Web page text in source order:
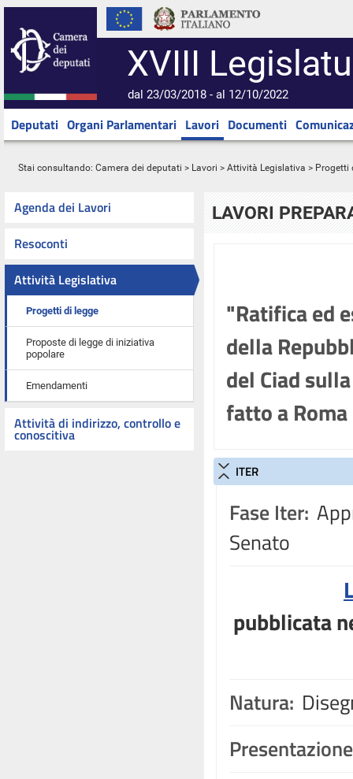
XVIII
dal 23/03/2018 - al 12/10/2022
Deputati Organi Parlamentari Lavori Documenti
Stai consultando: Camera dei deputati > Lavori > Attività Legislativa > Progetti
Agenda dei Lavori
Resoconti
Attività Legislativa
Progetti di legge
Proposte di legge di iniziativa
popolare
Emendamenti
Attività di indirizzo, controllo e
conoscitiva
LAVORI
"Ratifica ed
della
del Ciad
fatto a
ITER
Fase Iter:
Senato
pubblicata
Natura: